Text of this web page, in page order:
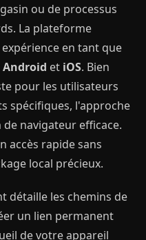
ou de processus
La plateforme
en tant que
Android et iOS. Bien
pour les utilisateurs
spécifiques, l'approche
navigateur efficace.
accès rapide sans
local précieux.
détaille les chemins de
un lien permanent
de votre appareil